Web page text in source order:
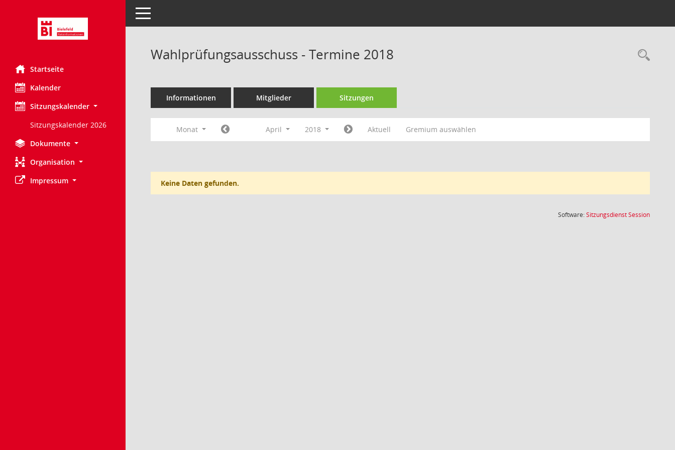
Startseite
Kalender
Sitzungskalender
Sitzungskalender 2026
Dokumente
Organisation
Impressum
Toggle navigation
Wahlprüfungsausschuss - Termine 2018
Informationen Mitglieder Sitzungen
Monat April 2018 Aktuell Gremium auswählen
Keine Daten gefunden.
Software:SitzungsdienstSession(Wird in